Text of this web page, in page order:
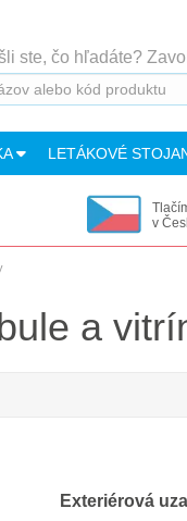
ste, čo hľadáte?
LETÁKOVÉ
v
a
Exteriérová